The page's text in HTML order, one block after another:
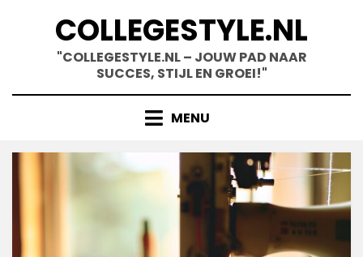
COLLEGESTYLE.NL
"COLLEGESTYLE.NL – JOUW PAD NAAR
SUCCES, STIJL EN GROEI!"
MENU